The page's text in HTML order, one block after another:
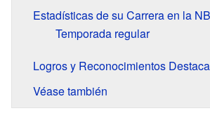
Estadísticas de su Carrera en la
Temporada regular
Logros y Reconocimientos
Véase también